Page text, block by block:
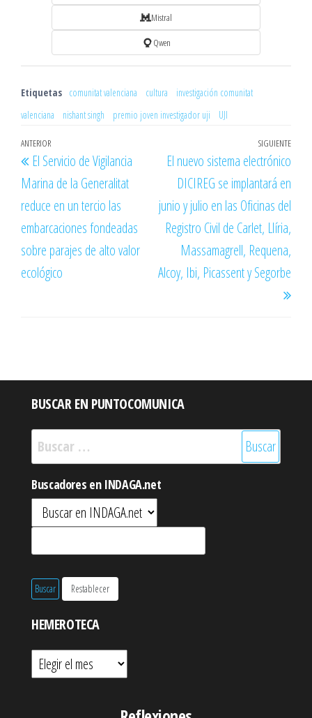
Mistral
Qwen
Etiquetas comunitat valenciana cultura
investigación comunitat
valenciana
nishant singh premio joven investigador uji UJI
Navegación
de
entradas
Entrada
anterior
ANTERIOR
El Servicio de Vigilancia
Marina de la Generalitat
reduce en un tercio las
embarcaciones fondeadas
sobre parajes de alto valor
ecológico
SIGUIENTE
El nuevo sistema electrónico
DICIREG se implantará en
junio y julio en las Oficinas del
Registro Civil de Carlet, Llíria,
Massamagrell, Requena,
Alcoy, Ibi, Picassent y Segorbe
BUSCAR EN PUNTOCOMUNICA
Buscar:
Buscadores en INDAGA.net
HEMEROTECA
Hemeroteca